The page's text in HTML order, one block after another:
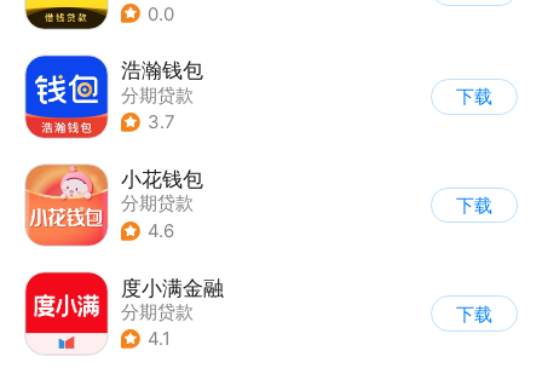
0.0
浩瀚钱包
分期贷款
3.7
下载
小花钱包
分期贷款
4.6
下载
度小满金融
分期贷款
4.1
下载